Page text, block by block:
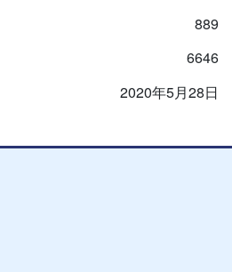
889
6646
2020年5月28日